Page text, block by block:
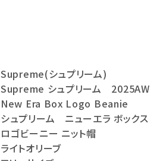
Supreme(シュプリーム)
Supreme シュプリーム 2025AW
New Era Box Logo Beanie
シュプリーム ニューエラ ボックス
ロゴビーニー ニット帽
ライトオリーブ